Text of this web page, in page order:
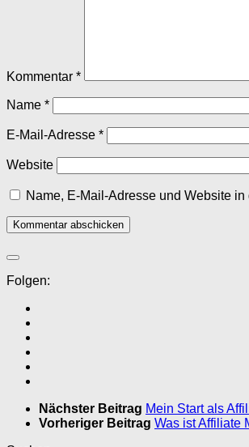
Kommentar *
Name *
E-Mail-Adresse *
Website
Name, E-Mail-Adresse und Website
Folgen:
Nächster Beitrag Mein Start als
Vorheriger Beitrag Was ist Affiliate